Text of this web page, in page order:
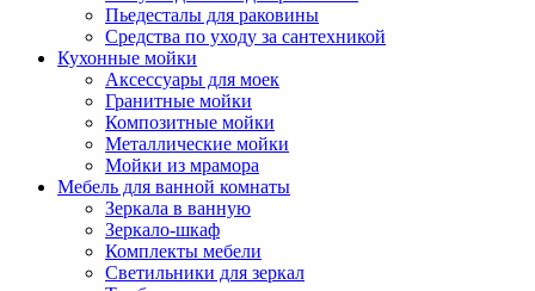
Пьедесталы для раковины
Средства по уходу за сантехникой
Кухонные мойки
Аксессуары для моек
Гранитные мойки
Композитные мойки
Металлические мойки
Мойки из мрамора
Мебель для ванной комнаты
Зеркала в ванную
Зеркало-шкаф
Комплекты мебели
Светильники для зеркал